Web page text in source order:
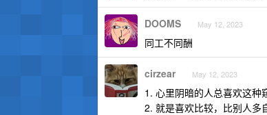
DOOMS May 12, 2023
同工不同酬
cirzear May 12, 2023
1. 心里阴暗的人总喜欢这种
2. 就是喜欢比较，比别人多